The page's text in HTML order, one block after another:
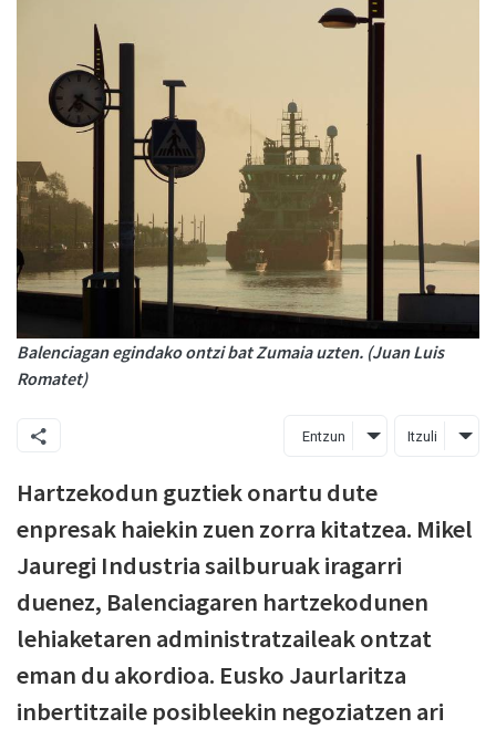
Balenciagan egindako ontzi bat Zumaia uzten. (Juan Luis
Romatet)
Entzun Itzuli
Hartzekodun guztiek onartu dute
enpresak haiekin zuen zorra kitatzea. Mikel
Jauregi Industria sailburuak iragarri
duenez, Balenciagaren hartzekodunen
lehiaketaren administratzaileak ontzat
eman du akordioa. Eusko Jaurlaritza
inbertitzaile posibleekin negoziatzen ari